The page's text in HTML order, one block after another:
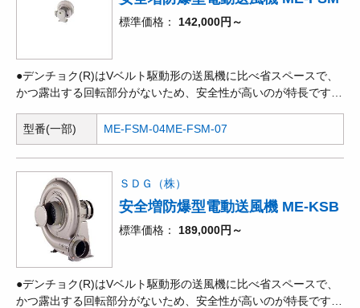
標準価格 142,000円～
●デンチョク(R)はVベルト駆動形の送風機に比べ省スペースで、
かつ露出する回転部分がないため、安全性が高いのが特長です。
を得るには最も小形ですが、ターボ、エアホイルなどと比べ、効
率が低く、騒音も高くなります。●昭和電機社製の防爆形電動機
を取り付けて、可燃性ガスが発生・滞留している場所で使用でき
るタイプです。●高度な流体技術により、小型、軽量化をはか
り、吸気/排気ともに、産業用機器にセットしやすい構造となっ
ています。機器や装置への取付も簡単で作業性が
型番(一部) ME-FSM-04ME-FSM-07
ＳＤＧ（株）
安全増防爆型電動送風機 ME-KSB
標準価格 189,000円～
●デンチョク(R)はVベルト駆動形の送風機に比べ省スペースで、
かつ露出する回転部分がないため、安全性が高いのが特長です。